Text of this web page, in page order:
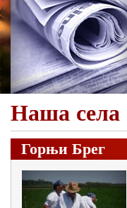
Наша села
Горњи Брег